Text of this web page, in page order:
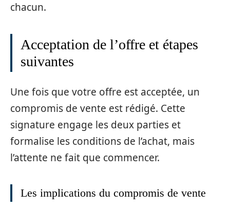
chacun.
Acceptation de l’offre et étapes
suivantes
Une fois que votre offre est acceptée, un
compromis de vente est rédigé. Cette
signature engage les deux parties et
formalise les conditions de l’achat, mais
l’attente ne fait que commencer.
Les implications du compromis de vente